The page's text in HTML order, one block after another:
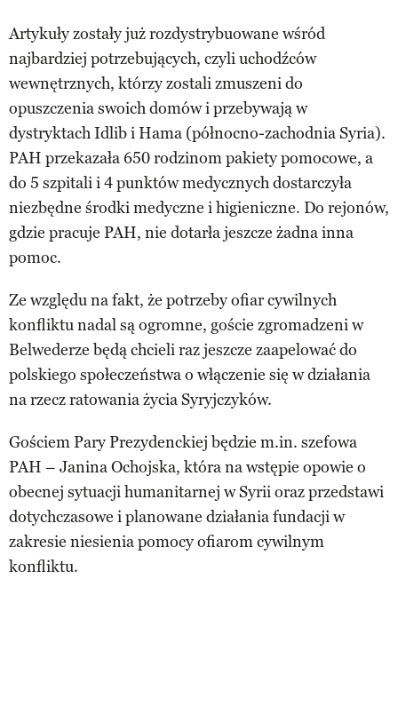
Artykuły zostały już rozdystrybuowane wśród
najbardziej potrzebujących, czyli uchodźców
wewnętrznych, którzy zostali zmuszeni do
opuszczenia swoich domów i przebywają w
dystryktach Idlib i Hama (północno-zachodnia Syria).
PAH przekazała 650 rodzinom pakiety pomocowe, a
do 5 szpitali i 4 punktów medycznych dostarczyła
niezbędne środki medyczne i higieniczne. Do rejonów,
gdzie pracuje PAH, nie dotarła jeszcze żadna inna
pomoc.
Ze względu na fakt, że potrzeby ofiar cywilnych
konfliktu nadal są ogromne, goście zgromadzeni w
Belwederze będą chcieli raz jeszcze zaapelować do
polskiego społeczeństwa o włączenie się w działania
na rzecz ratowania życia Syryjczyków.
Gościem Pary Prezydenckiej będzie m.in. szefowa
PAH – Janina Ochojska, która na wstępie opowie o
obecnej sytuacji humanitarnej w Syrii oraz przedstawi
dotychczasowe i planowane działania fundacji w
zakresie niesienia pomocy ofiarom cywilnym
konfliktu.